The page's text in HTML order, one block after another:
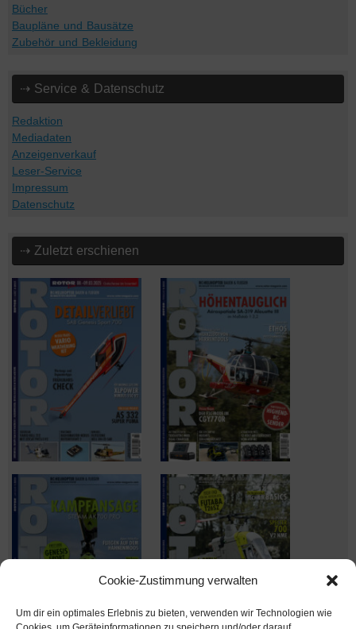
Cookie-Zustimmung verwalten
Um dir ein optimales Erlebnis zu bieten, verwenden wir Technologien wie
Bücher
Baupläne und Bausätze
Zubehör und Bekleidung
⇢ Service & Datenschutz
Redaktion
Mediadaten
Anzeigenverkauf
Leser-Service
Impressum
Datenschutz
⇢ Zuletzt erschienen